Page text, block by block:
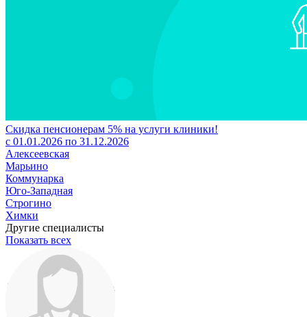
Скидка пенсионерам 5% на услуги клиники!
с 01.01.2026 по 31.12.2026
Алексеевская
Марьино
Коммунарка
Юго-Западная
Строгино
Химки
Другие специалисты
Показать всех